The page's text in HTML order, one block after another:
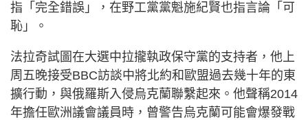
指「完全錯誤」，在野工黨黨魁施紀賢也指言論「可
恥」。
法拉奇試圖在大選中拉攏執政保守黨的支持者，他上
周五晚接受BBC訪談中將北約和歐盟過去幾十年的東
擴行動，與俄羅斯入侵烏克蘭聯繫起來。他聲稱2014
年擔任歐洲議會議員時，曾警告烏克蘭可能會爆發戰